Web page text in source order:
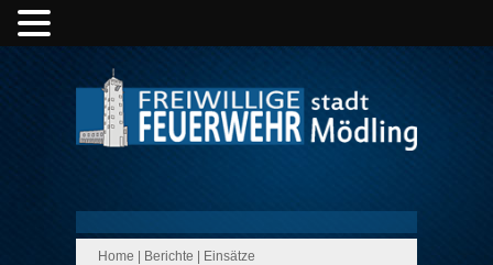
Home Berichte
Einsätze